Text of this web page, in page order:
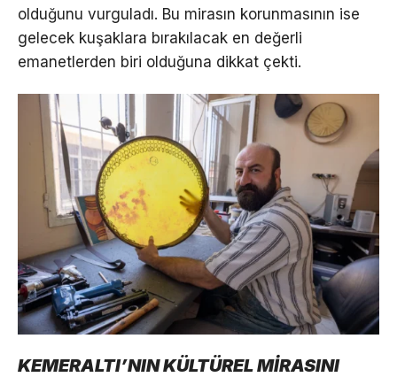
olduğunu vurguladı. Bu mirasın korunmasının ise
gelecek kuşaklara bırakılacak en değerli
emanetlerden biri olduğuna dikkat çekti.
KEMERALTI’NIN KÜLTÜREL MİRASINI